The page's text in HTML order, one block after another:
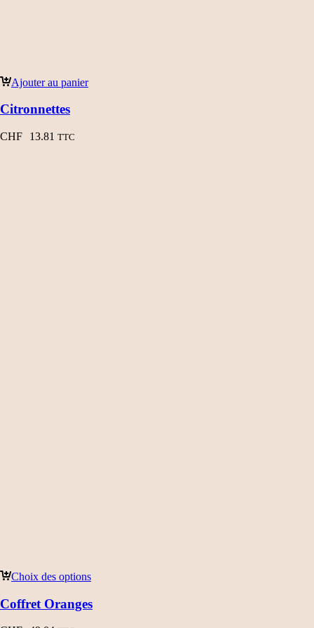
Ajouter au panier
Citronnettes
CHF 13.81 TTC
Choix des options
Coffret Oranges